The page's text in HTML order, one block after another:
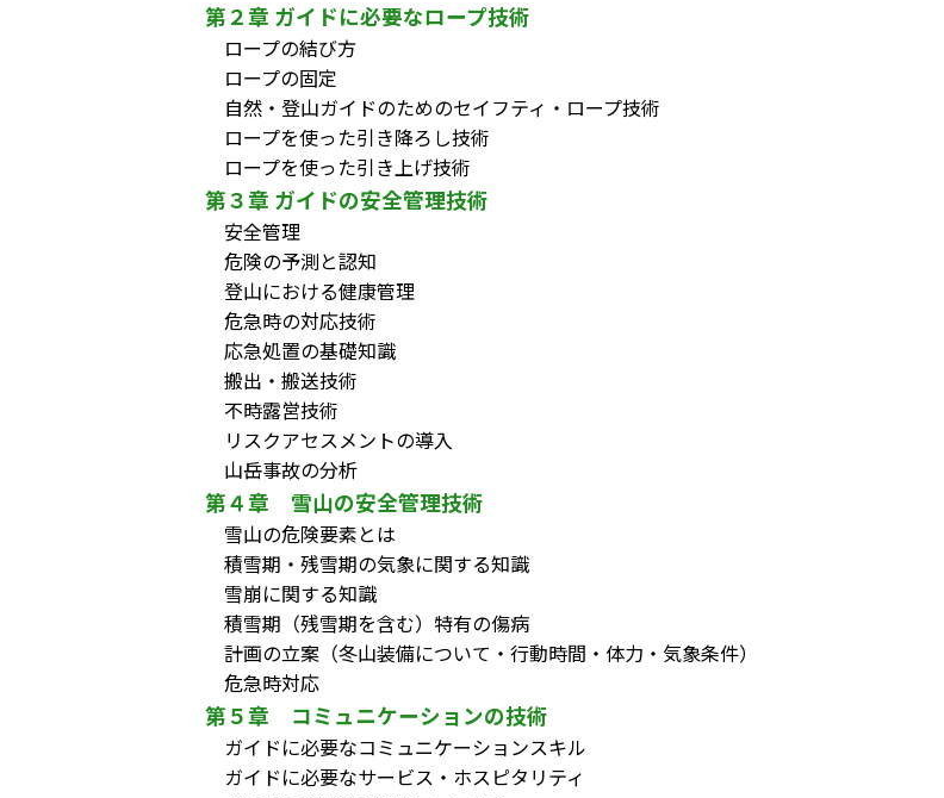
第２章 ガイドに必要なロープ技術
ロープの結び方
ロープの固定
自然・登山ガイドのためのセイフティ・ロープ技術
ロープを使った引き降ろし技術
ロープを使った引き上げ技術
第３章 ガイドの安全管理技術
安全管理
危険の予測と認知
登山における健康管理
危急時の対応技術
応急処置の基礎知識
搬出・搬送技術
不時露営技術
リスクアセスメントの導入
山岳事故の分析
第４章 雪山の安全管理技術
雪山の危険要素とは
積雪期・残雪期の気象に関する知識
雪崩に関する知識
積雪期（残雪期を含む）特有の傷病
計画の立案（冬山装備について・行動時間・体力・気象条件）
危急時対応
第５章 コミュニケーションの技術
ガイドに必要なコミュニケーションスキル
ガイドに必要なサービス・ホスピタリティ